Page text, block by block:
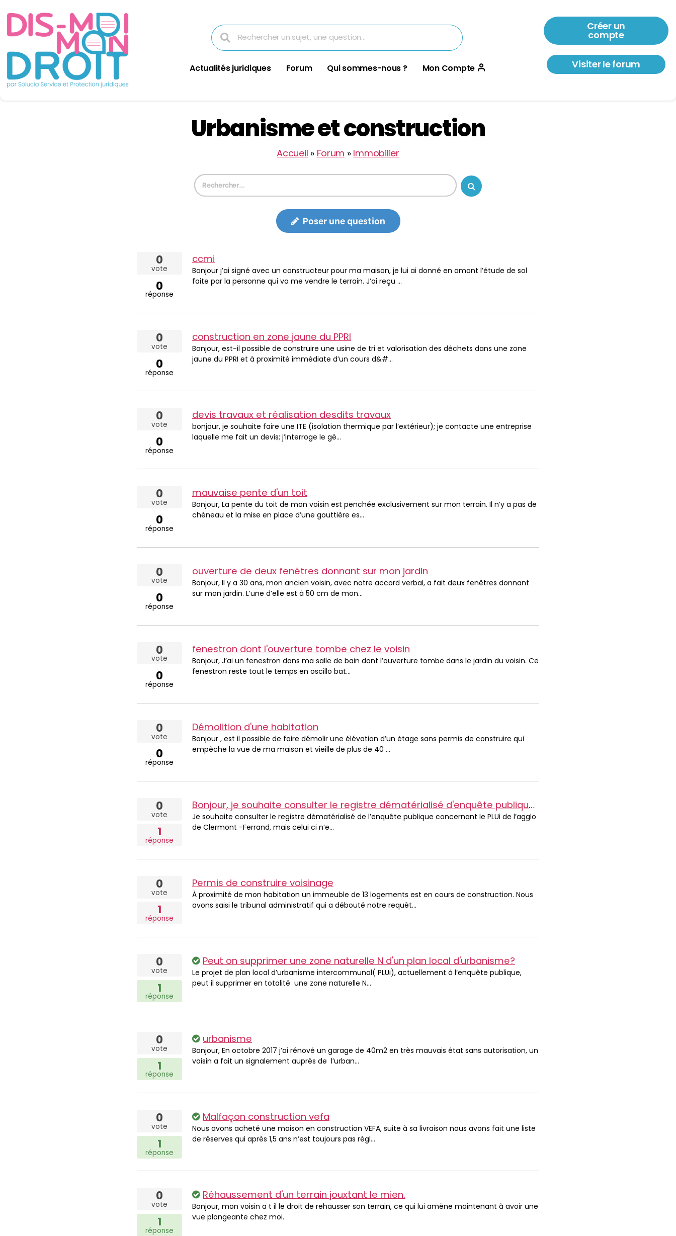
Actualités juridiques Forum Qui sommes-nous ? Mon Compte
Créer un
compte
Visiter le forum
Urbanisme et construction
Accueil » Forum » Immobilier
Poser une question
0
vote
0
réponse
ccmi
Bonjour j’ai signé avec un constructeur pour ma maison, je lui ai donné en amont l’étude de sol
faite par la personne qui va me vendre le terrain. J’ai reçu ...
0
vote
0
réponse
construction en zone jaune du PPRI
Bonjour, est-il possible de construire une usine de tri et valorisation des déchets dans une zone
jaune du PPRI et à proximité immédiate d’un cours d&#...
0
vote
0
réponse
devis travaux et réalisation desdits travaux
bonjour, je souhaite faire une ITE (isolation thermique par l’extérieur); je contacte une entreprise
laquelle me fait un devis; j’interroge le gé...
0
vote
0
réponse
mauvaise pente d'un toit
Bonjour, La pente du toit de mon voisin est penchée exclusivement sur mon terrain. Il n’y a pas de
chéneau et la mise en place d’une gouttière es...
0
vote
0
réponse
ouverture de deux fenêtres donnant sur mon jardin
Bonjour, Il y a 30 ans, mon ancien voisin, avec notre accord verbal, a fait deux fenêtres donnant
sur mon jardin. L’une d’elle est à 50 cm de mon...
0
vote
0
réponse
fenestron dont l'ouverture tombe chez le voisin
Bonjour, J’ai un fenestron dans ma salle de bain dont l’ouverture tombe dans le jardin du voisin. Ce
fenestron reste tout le temps en oscillo bat...
0
vote
0
réponse
Démolition d'une habitation
Bonjour , est il possible de faire démolir une élévation d’un étage sans permis de construire qui
empêche la vue de ma maison et vieille de plus de 40 ...
0
vote
1
réponse
Bonjour, je souhaite consulter le registre dématérialisé d'enquête publique du PLUi
Je souhaite consulter le registre dématérialisé de l’enquête publique concernant le PLUi de l’agglo
de Clermont -Ferrand, mais celui ci n’e...
0
vote
1
réponse
Permis de construire voisinage
À proximité de mon habitation un immeuble de 13 logements est en cours de construction. Nous
avons saisi le tribunal administratif qui a débouté notre requêt...
0
vote
1
réponse
Peut on supprimer une zone naturelle N d'un plan local d'urbanisme?
Le projet de plan local d’urbanisme intercommunal( PLUi), actuellement à l’enquête publique,
peut il supprimer en totalité une zone naturelle N...
0
vote
1
réponse
urbanisme
Bonjour, En octobre 2017 j’ai rénové un garage de 40m2 en très mauvais état sans autorisation, un
voisin a fait un signalement auprès de l’urban...
0
vote
1
réponse
Malfaçon construction vefa
Nous avons acheté une maison en construction VEFA, suite à sa livraison nous avons fait une liste
de réserves qui après 1,5 ans n’est toujours pas régl...
0
vote
1
réponse
Réhaussement d'un terrain jouxtant le mien.
Bonjour, mon voisin a t il le droit de rehausser son terrain, ce qui lui amène maintenant à avoir une
vue plongeante chez moi.